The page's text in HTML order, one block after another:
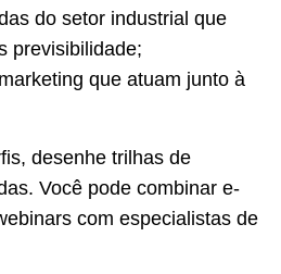
do setor industrial que
previsibilidade;
que atuam junto à
desenhe trilhas de
Você pode combinar e-
com especialistas de